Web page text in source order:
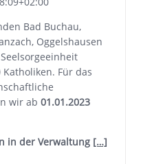
Bad Buchau,
Oggelshausen
Für das
wir ab 01.01.2023
in der Verwaltung […]